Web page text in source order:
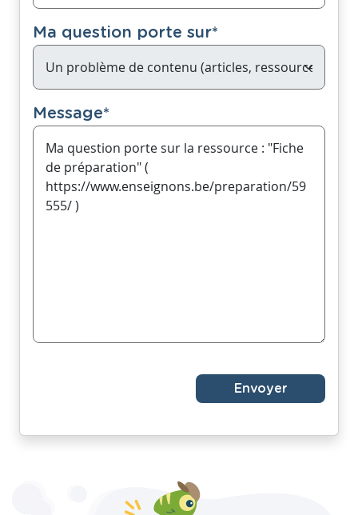
Ma question porte sur*
Message*
Envoyer